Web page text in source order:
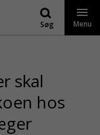
Søg Menu
skal
hos